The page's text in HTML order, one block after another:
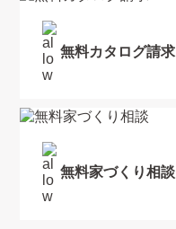
無料カタログ請求
無料家づくり相談